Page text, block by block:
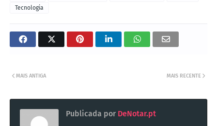
Tecnologia
MAIS RECENTE
MAIS ANTIGA
Publicada por DeNotar.pt